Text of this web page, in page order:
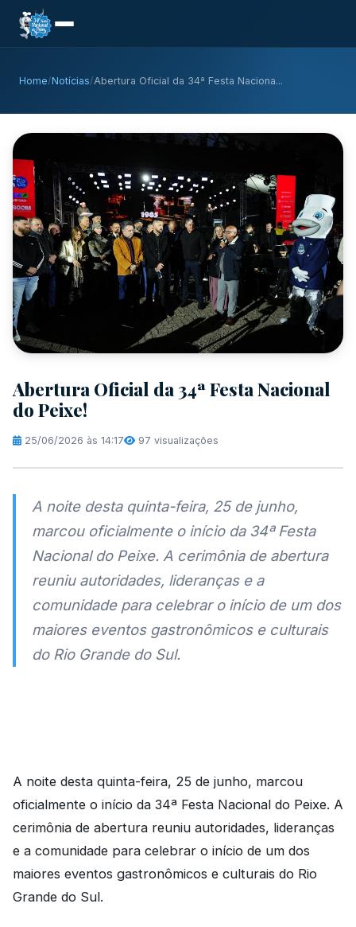
Home/Notícias/Abertura Oficial da 34ª Festa Naciona...
Abertura Oficial da 34ª Festa Nacional
do Peixe!
25/06/2026 às 14:17 97 visualizações
A noite desta quinta-feira, 25 de junho,
marcou oficialmente o início da 34ª Festa
Nacional do Peixe. A cerimônia de abertura
reuniu autoridades, lideranças e a
comunidade para celebrar o início de um dos
maiores eventos gastronômicos e culturais
do Rio Grande do Sul.
A noite desta quinta-feira, 25 de junho, marcou
oficialmente o início da 34ª Festa Nacional do Peixe. A
cerimônia de abertura reuniu autoridades, lideranças
e a comunidade para celebrar o início de um dos
maiores eventos gastronômicos e culturais do Rio
Grande do Sul.